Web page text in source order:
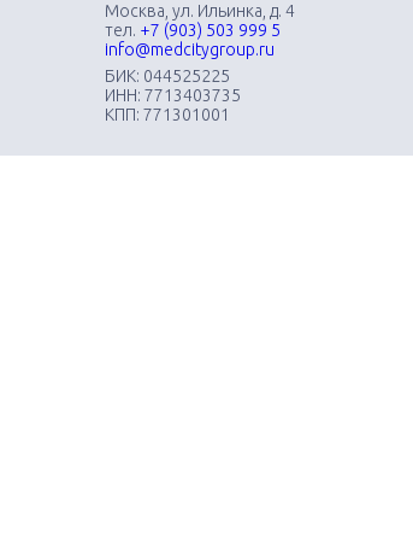
Москва, ул. Ильинка, д. 4
тел. +7 (903) 503 999 5
info@medcitygroup.ru
БИК: 044525225
ИНН: 7713403735
КПП: 771301001